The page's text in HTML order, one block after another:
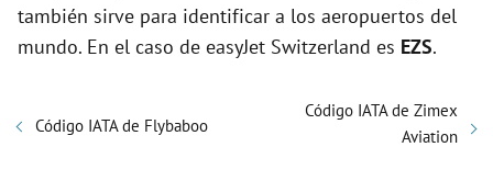
también sirve para identificar a los aeropuertos del
mundo. En el caso de easyJet Switzerland es EZS.
Código IATA de Flybaboo
Código IATA de Zimex
Aviation